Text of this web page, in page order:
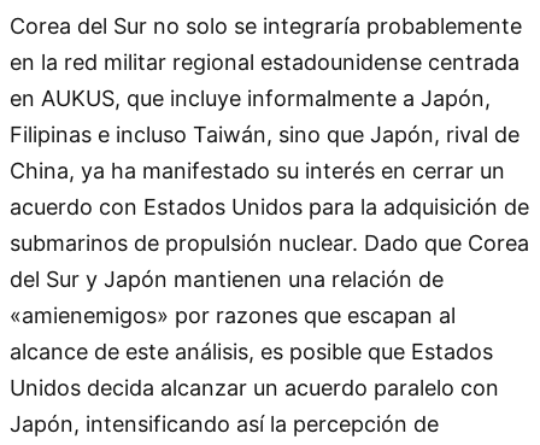
Corea del Sur no solo se integraría probablemente
en la red militar regional estadounidense centrada
en AUKUS, que incluye informalmente a Japón,
Filipinas e incluso Taiwán, sino que Japón, rival de
China, ya ha manifestado su interés en cerrar un
acuerdo con Estados Unidos para la adquisición de
submarinos de propulsión nuclear. Dado que Corea
del Sur y Japón mantienen una relación de
«amienemigos» por razones que escapan al
alcance de este análisis, es posible que Estados
Unidos decida alcanzar un acuerdo paralelo con
Japón, intensificando así la percepción de